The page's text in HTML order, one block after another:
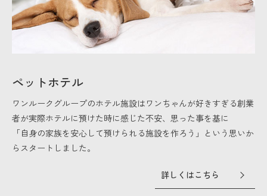
ペットホテル
ワンルークグループのホテル施設はワンちゃんが好きすぎる創業
者が実際ホテルに預けた時に感じた不安、思った事を基に
「自身の家族を安心して預けられる施設を作ろう」という思いか
らスタートしました。
詳しくはこちら